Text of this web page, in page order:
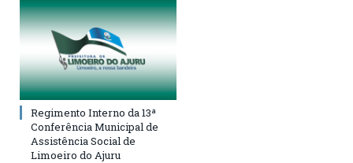
Regimento Interno da 13ª
Conferência Municipal de
Assistência Social de
Limoeiro do Ajuru